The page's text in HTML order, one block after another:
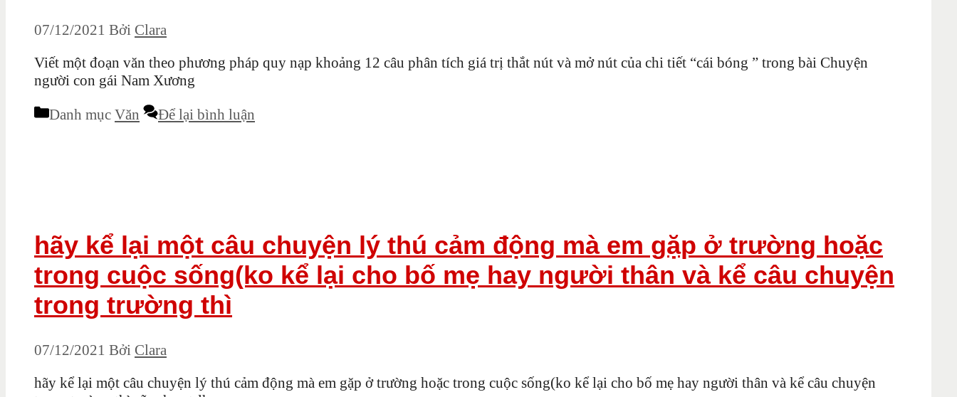
07/12/2021 Bởi Clara
Viết một đoạn văn theo phương pháp quy nạp khoảng 12 câu phân tích giá trị thắt nút và mở nút của chi tiết “cái bóng ” trong bài Chuyện
người con gái Nam Xương
Danh mục Văn Để lại bình luận
hãy kể lại một câu chuyện lý thú cảm động mà em gặp ở trường hoặc
trong cuộc sống(ko kể lại cho bố mẹ hay người thân và kể câu chuyện
trong trường thì
07/12/2021 Bởi Clara
hãy kể lại một câu chuyện lý thú cảm động mà em gặp ở trường hoặc trong cuộc sống(ko kể lại cho bố mẹ hay người thân và kể câu chuyện